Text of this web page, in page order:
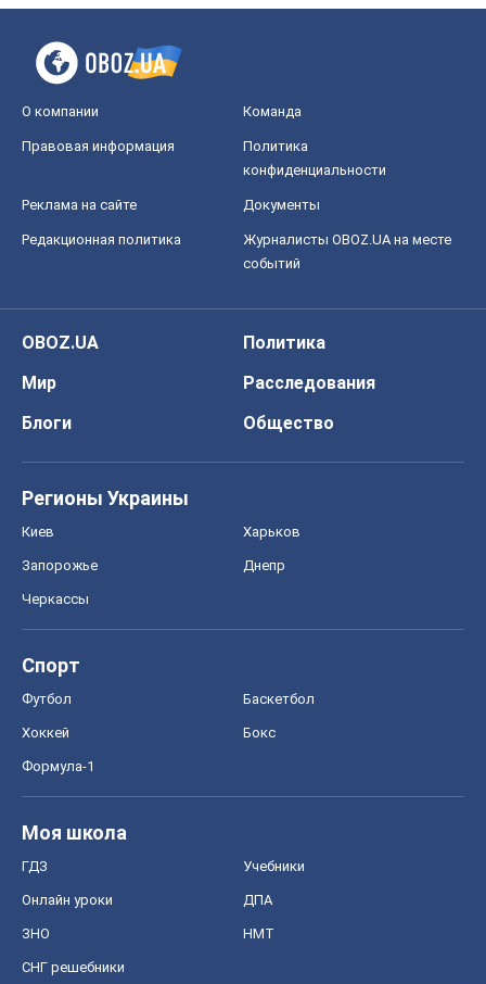
О компании Команда
Правовая информация
Политика
конфиденциальности
Реклама на сайте Документы
Редакционная политика
Журналисты OBOZ.UA на месте
событий
OBOZ.UA
Политика
Мир
Расследования
Блоги
Общество
Регионы Украины
Киев Харьков
Запорожье Днепр
Черкассы
Спорт
Футбол Баскетбол
Хоккей Бокс
Формула-1
Моя школа
ГДЗ Учебники
Онлайн уроки ДПА
ЗНО НМТ
СНГ решебники